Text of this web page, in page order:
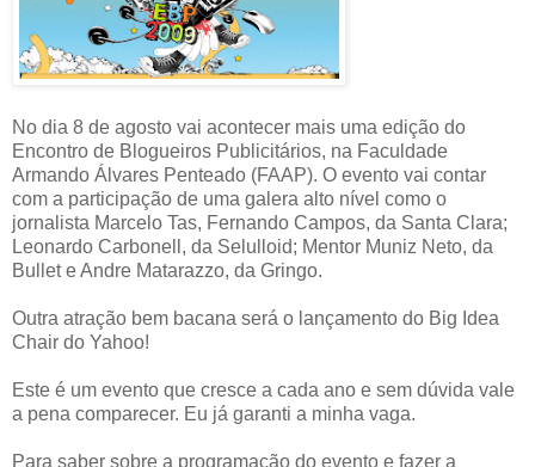
No dia 8 de agosto vai acontecer mais uma edição do
Encontro de Blogueiros Publicitários, na Faculdade
Armando Álvares Penteado (FAAP). O evento vai contar
com a participação de uma galera alto nível como o
jornalista Marcelo Tas, Fernando Campos, da Santa Clara;
Leonardo Carbonell, da Selulloid; Mentor Muniz Neto, da
Bullet e Andre Matarazzo, da Gringo.
Outra atração bem bacana será o lançamento do Big Idea
Chair do Yahoo!
Este é um evento que cresce a cada ano e sem dúvida vale
a pena comparecer. Eu já garanti a minha vaga.
Para saber sobre a programação do evento e fazer a